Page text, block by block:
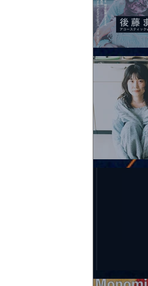
2026.08.10 |【観
アコースティック
2026.08.12 |【観